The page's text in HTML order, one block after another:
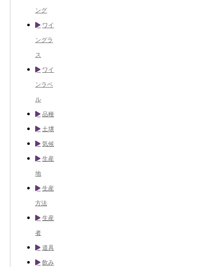
ング
ワイ
ングラ
ス
ワイ
ンラベ
ル
品種
土壌
気候
生産
地
生産
方法
生産
者
道具
飲み